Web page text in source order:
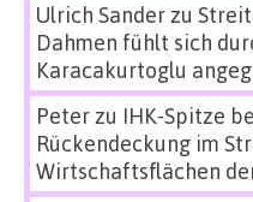
Ulrich Sanderzu
Dahmen fühlt sich
Karacakurtoglu
Peterzu IHK-Spitze
Rückendeckung im
Wirtschaftsflächen